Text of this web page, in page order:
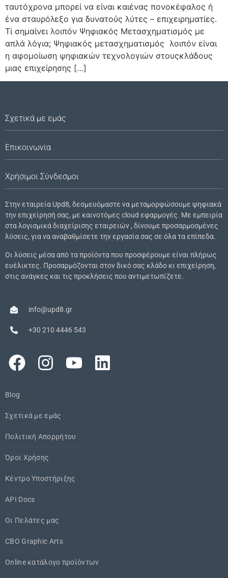
ταυτόχρονα μπορεί να είναι καιένας πονοκέφαλος ή
ένα σταυρόλεξο για δυνατούς λύτες – επιχειρηματίες.
Τί σημαίνει λοιπόν Ψηφιακός Μετασχηματισμός με
απλά λόγια; Ψηφιακός μετασχηματισμός λοιπόν είναι
η αφομοίωση ψηφιακών τεχνολογιών στουςκλάδους
μιας επιχείρησης […]
Σχετικά με εμάς
Επικοινωνία
Χρήσιμοι Σύνδεσμοι
Στην εταιρεία Upd8, δεσμευόμαστε να μεταμορφώσουμε ψηφιακά
την επιχείρησή σας, με καινοτόμες cloud εφαρμογές. Με εμπειρία
στα λογισμικά διαχείρισης εταιρειών , δίνουμε προσαρμοσμένες
λύσεις, για να αναβαθμίσετε την εργασία σας σε όλα τα επίπεδα.
Οι λύσεις μέσα από τα προϊόντα που προσφέρουμε είναι πλήρως
ευέλικτες. Προσαρμόζονται στον δικό σας κλάδο κι επιχείρηση,
στις ανάγκες και τις προκλήσεις που αντιμετωπίζετε.
info@upd8.gr
+30 210 4446 543
Blog
Σχετικά με εμάς
Πολιτική Απορρήτου
Όροι Χρήσης
Κέντρο Υποστήριξης
API Docs
Οι Πελάτες μας
CBO Graphic Arts
Online κατάλογο προϊόντων​